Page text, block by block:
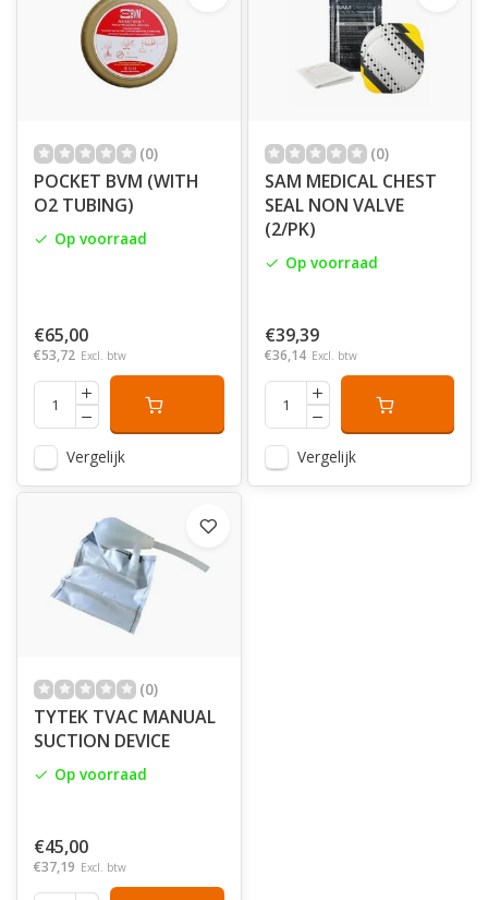
(0)
POCKET BVM (WITH
O2 TUBING)
Op voorraad
€65,00
€53,72 Excl. btw
Vergelijk
(0)
SAM MEDICAL CHEST
SEAL NON VALVE
(2/PK)
Op voorraad
€39,39
€36,14 Excl. btw
Vergelijk
(0)
TYTEK TVAC MANUAL
SUCTION DEVICE
Op voorraad
€45,00
€37,19 Excl. btw